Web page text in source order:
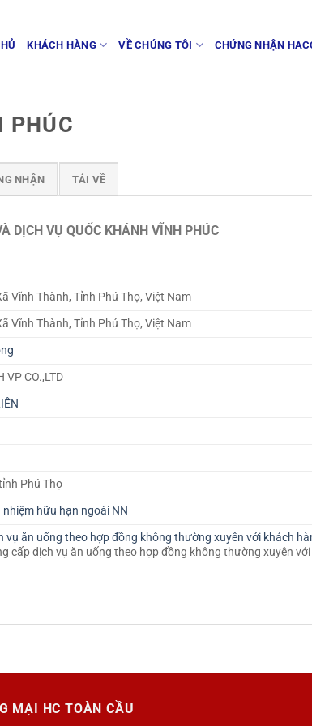
KHÁCH HÀNG VỀ CHÚNG TÔI CHỨNG NHẬN
PHÚC
NHẬN TẢI VỀ
DỊCH VỤ QUỐC KHÁNH VĨNH PHÚC
Vĩnh Thành, Tỉnh Phú Thọ, Việt Nam
Vĩnh Thành, Tỉnh Phú Thọ, Việt Nam
VP CO.,LTD
Phú Thọ
hữu hạn ngoài NN
vụ ăn uống theo hợp đồng không thường xuyên với khách
cấp dịch vụ ăn uống theo hợp đồng không thường xuyên
MẠI HC TOÀN CẦU